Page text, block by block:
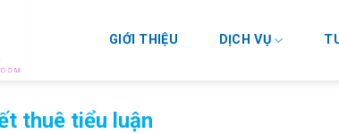
GIỚI THIỆU DỊCH VỤ
thuê tiểu luận